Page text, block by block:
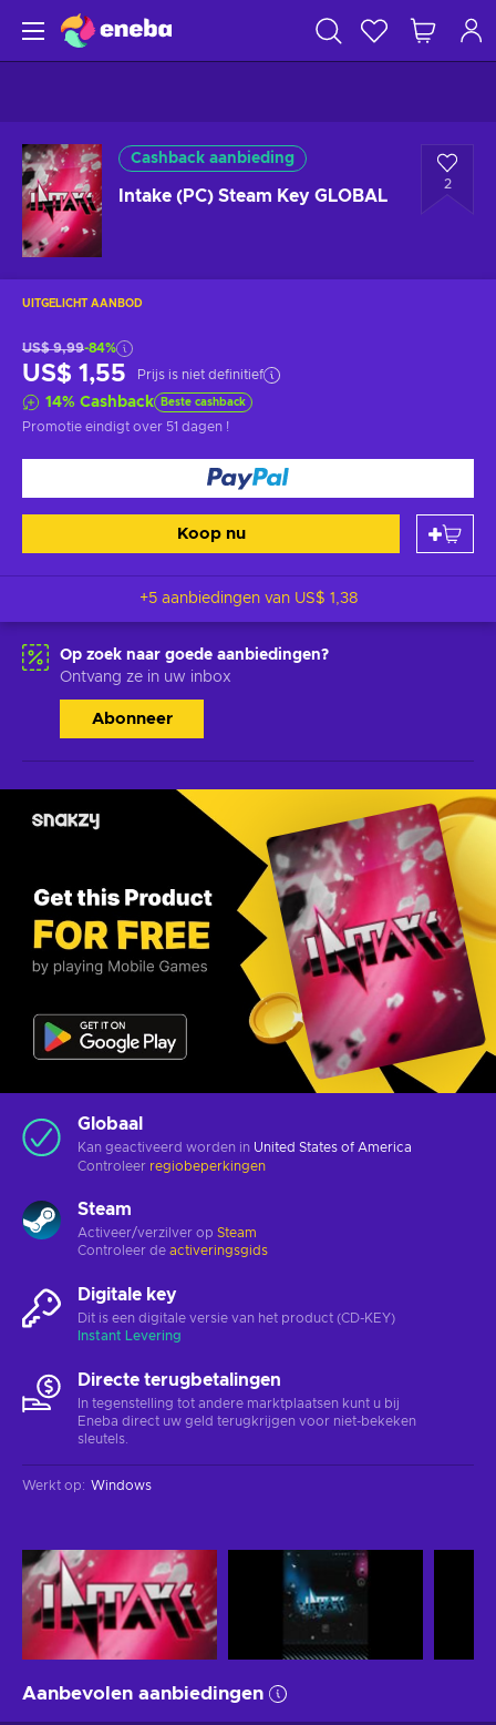
Cashback aanbieding
Intake (PC) Steam Key GLOBAL
2
UITGELICHT AANBOD
US$ 9,99-84%
US$ 1,55 Prijs is niet definitief
14% Cashback Beste cashback
Promotie eindigt over 51 dagen !
Koop nu
+5 aanbiedingen van US$ 1,38
Op zoek naar goede aanbiedingen?
Ontvang ze in uw inbox
Abonneer
Globaal
Kan geactiveerd worden in United States of America
Controleer regiobeperkingen
Steam
Activeer/verzilver op Steam
Controleer de activeringsgids
Digitale key
Dit is een digitale versie van het product (CD-KEY)
Instant Levering
Directe terugbetalingen
In tegenstelling tot andere marktplaatsen kunt u bij
Eneba direct uw geld terugkrijgen voor niet-bekeken
sleutels.
Werkt op: Windows
Aanbevolen aanbiedingen